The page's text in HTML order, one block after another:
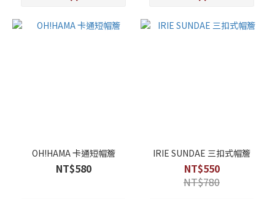
OH!HAMA 卡通短帽簷
NT$580
IRIE SUNDAE 三扣式帽簷
NT$550
NT$780